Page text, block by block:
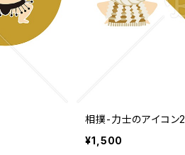
相撲-力士のアイコン2
¥1,500